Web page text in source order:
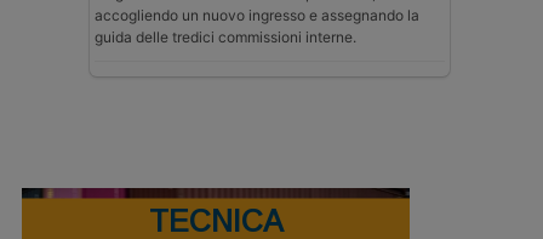
accogliendo un nuovo ingresso e assegnando la
guida delle tredici commissioni interne.
TECNICA